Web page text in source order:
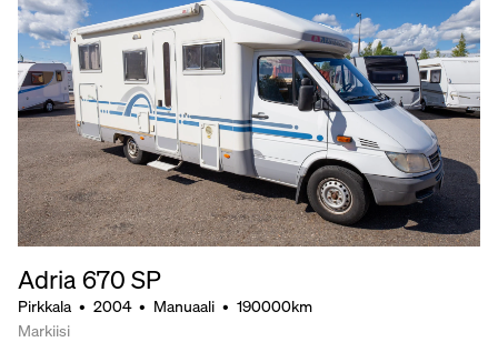
Adria 670 SP
Pirkkala • 2004 • Manuaali • 190000km
Markiisi